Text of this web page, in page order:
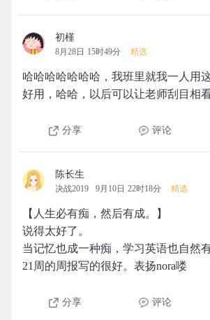
初槿
8月28日 15时49分 精选
哈哈哈哈哈哈哈，我班里就我一人用
好用，哈哈，以后可以让老师刮目相
分享 评论
陈长生
决战2019 9月10日 22时18分 精选
【人生必有痴，然后有成。】
说得太好了。
当记忆也成一种痴，学习英语也自然
21周的周报写的很好。表扬nora喽
分享 评论